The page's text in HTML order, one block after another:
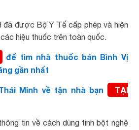
đã được Bộ Y Tế cấp phép và hiện
hiệu thuốc trên toàn quốc.
để tìm nhà thuốc bán Bình Vị
gần nhất
Minh về tận nhà bạn
TẠI
tin về cách dùng tinh bột nghệ